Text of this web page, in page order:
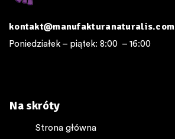
Na skróty
Strona główna
kontakt@manufakturanaturalis.com
Poniedziałek – piątek: 8:00 – 16:00